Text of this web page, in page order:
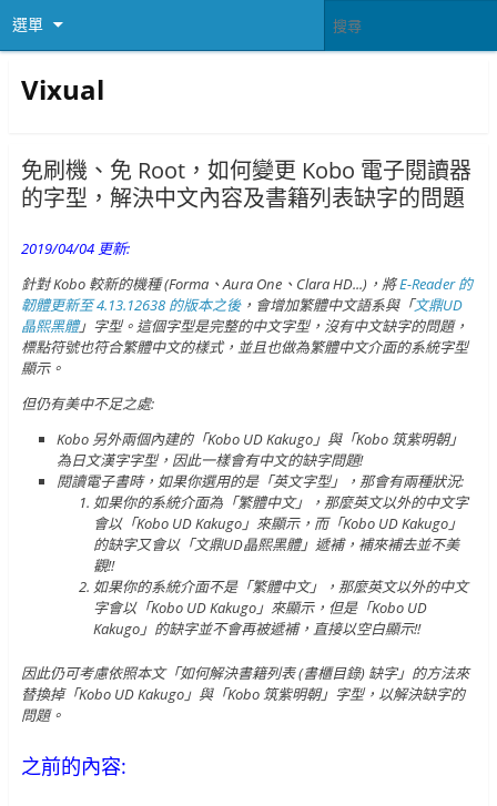
選單
Vixual
免刷機、免 Root，如何變更 Kobo 電子閱讀器
的字型，解決中文內容及書籍列表缺字的問題
2019/04/04 更新:
針對 Kobo 較新的機種 (Forma、Aura One、Clara HD...)，將E-Reader 的
韌體更新至 4.13.12638 的版本之後，會增加繁體中文語系與「文鼎UD
晶熙黑體」字型。這個字型是完整的中文字型，沒有中文缺字的問題，
標點符號也符合繁體中文的樣式，並且也做為繁體中文介面的系統字型
顯示。
但仍有美中不足之處:
Kobo 另外兩個內建的「Kobo UD Kakugo」與「Kobo 筑紫明朝」
為日文漢字字型，因此一樣會有中文的缺字問題!
閱讀電子書時，如果你選用的是「英文字型」，那會有兩種狀況:
如果你的系統介面為「繁體中文」，那麼英文以外的中文字
會以「Kobo UD Kakugo」來顯示，而「Kobo UD Kakugo」
的缺字又會以「文鼎UD晶熙黑體」遞補，補來補去並不美
觀!!
如果你的系統介面不是「繁體中文」，那麼英文以外的中文
字會以「Kobo UD Kakugo」來顯示，但是「Kobo UD
Kakugo」的缺字並不會再被遞補，直接以空白顯示!!
因此仍可考慮依照本文「如何解決書籍列表 (書櫃目錄) 缺字」的方法來
替換掉「Kobo UD Kakugo」與「Kobo 筑紫明朝」字型，以解決缺字的
問題。
之前的內容: